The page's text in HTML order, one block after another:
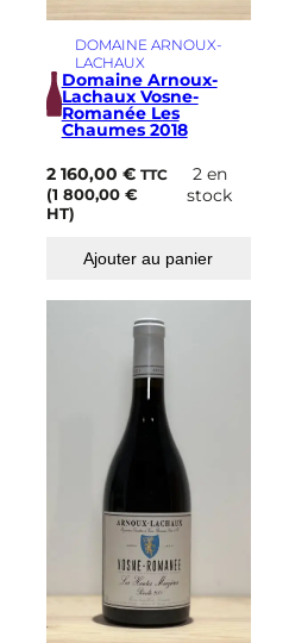
DOMAINE ARNOUX-
LACHAUX
Domaine Arnoux-
Lachaux Vosne-
Romanée Les
Chaumes 2018
2 160,00 € TTC
(1 800,00 €
HT)
2 en
stock
Ajouter au panier